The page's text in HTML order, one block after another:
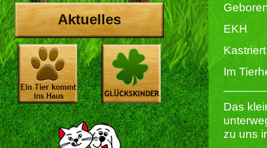
Aktuelles
EKH
Im
Das
zu uns